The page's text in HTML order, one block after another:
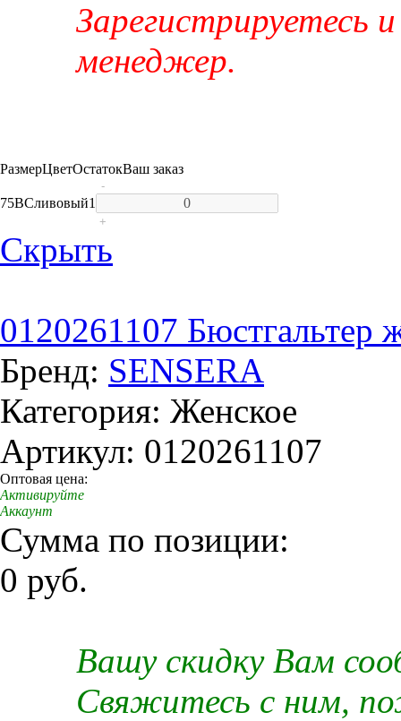
Зарегистрируетесь
менеджер.
РазмерЦветОстатокВаш заказ
75BСливовый1
-
+
Скрыть
0120261107 Бюстгальтер
Бренд: SENSERA
Категория: Женское
Артикул: 0120261107
Оптовая цена:
Активируйте
Аккаунт
Сумма по позиции:
0 руб.
Вашу скидку Вам
Свяжитесь с ним,